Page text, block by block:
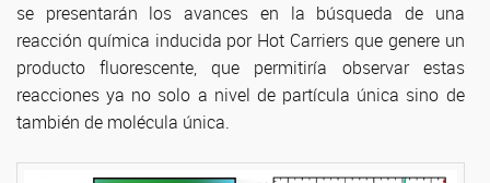
se presentarán los avances en la búsqueda de una
reacción química inducida por Hot Carriers que genere un
producto fluorescente, que permitiría observar estas
reacciones ya no solo a nivel de partícula única sino de
también de molécula única.